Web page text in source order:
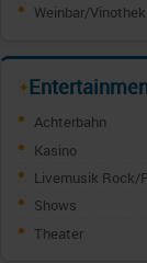
Weinbar/Vinothek
✦
Achterbahn
Kasino
Livemusik Rock/
Shows
Theater